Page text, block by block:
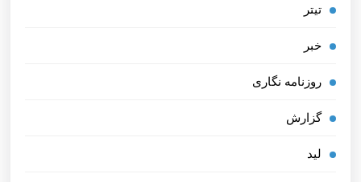
تیتر
خبر
روزنامه نگاری
گزارش
لید